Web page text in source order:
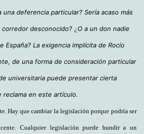
deferencia particular? Sería acaso más
desconocido? ¿ O a un don nadie
España? La exigencia implícita de Rocío
de una forma de consideración particular
universitaria puede presentar cierta
reclama en este artículo.
Hay que cambiar la legislación porque podría ser
Cualquier legislación puede hundir a un